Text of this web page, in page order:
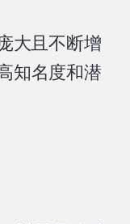
大且不断增
知名度和潜